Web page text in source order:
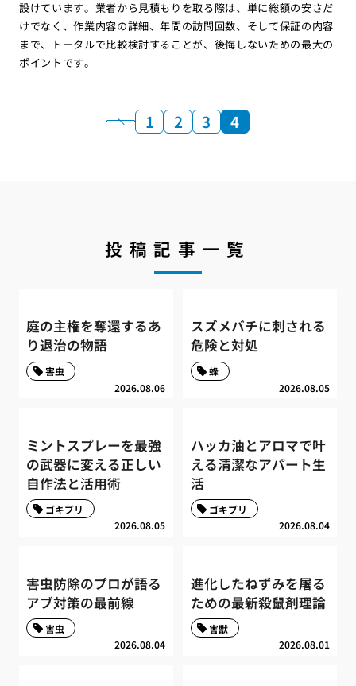
設けています。業者から見積もりを取る際は、単に総額の安さだ
けでなく、作業内容の詳細、年間の訪問回数、そして保証の内容
まで、トータルで比較検討することが、後悔しないための最大の
ポイントです。
1 2 3 4
投稿記事一覧
庭の主権を奪還するあ
り退治の物語
2026.08.06
害虫
スズメバチに刺される
危険と対処
2026.08.05
蜂
ミントスプレーを最強
の武器に変える正しい
自作法と活用術
2026.08.05
ゴキブリ
ハッカ油とアロマで叶
える清潔なアパート生
活
2026.08.04
ゴキブリ
害虫防除のプロが語る
アブ対策の最前線
2026.08.04
害虫
進化したねずみを屠る
ための最新殺鼠剤理論
2026.08.01
害獣